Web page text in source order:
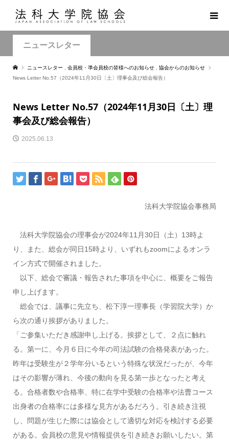
ニュースレター
ニュースレター 会員校・準会員校の皆様へのお知らせ
協会からのお知らせ
News Letter No.57（2024年11月30日〔土〕理事会及び総会報告）
News Letter No.57（2024年11月30日〔土〕理
事会及び総会報告）
2025.06.13
法科大学院協会事務局
法科大学院協会の理事会が2024年11月30日（土）13時よ
り、また、総会が同日15時より、いずれもzoomによるオンラ
イン方式で開催されました。
以下、総会で審議・報告された事項を中心に、概要をご報告
申し上げます。
総会では、議事に先立ち、松下淳一理事長（学習院大学）か
ら次の通り挨拶がありました。
「ご参集いただき感謝申し上げる。挨拶として、２点に触れ
る。第一に、今月６日に今年の司法試験の合格発表があった。
昨年は受験生が２学年分いるという特殊な状況だったが、今年
はその影響が薄れ、今後の動向を見る第一歩となったと考え
る。合格者数や合格率、特に在学中受験の合格率や法曹コース
出身者の合格率には多様な見方があるだろう。引き続き注視
し、問題が生じた際には協会として適切な対応を検討する必要
がある。会員校の意見や情報提供を引き続きお願いしたい。第